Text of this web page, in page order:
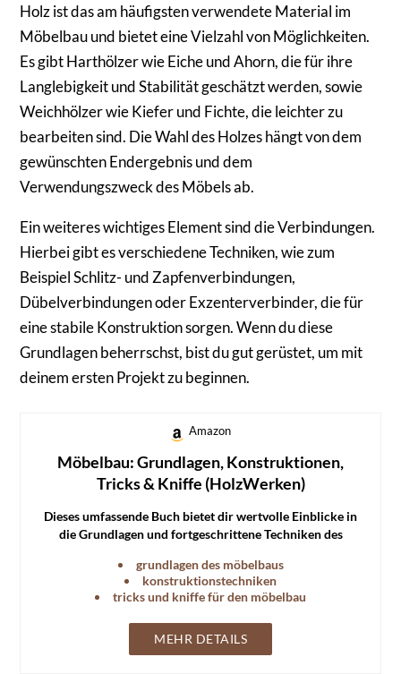
Holz ist das am häufigsten verwendete Material im
Möbelbau und bietet eine Vielzahl von Möglichkeiten.
Es gibt Harthölzer wie Eiche und Ahorn, die für ihre
Langlebigkeit und Stabilität geschätzt werden, sowie
Weichhölzer wie Kiefer und Fichte, die leichter zu
bearbeiten sind. Die Wahl des Holzes hängt von dem
gewünschten Endergebnis und dem
Verwendungszweck des Möbels ab.
Ein weiteres wichtiges Element sind die Verbindungen.
Hierbei gibt es verschiedene Techniken, wie zum
Beispiel Schlitz- und Zapfenverbindungen,
Dübelverbindungen oder Exzenterverbinder, die für
eine stabile Konstruktion sorgen. Wenn du diese
Grundlagen beherrschst, bist du gut gerüstet, um mit
deinem ersten Projekt zu beginnen.
Amazon
Möbelbau: Grundlagen, Konstruktionen,
Tricks & Kniffe (HolzWerken)
Dieses umfassende Buch bietet dir wertvolle Einblicke in
die Grundlagen und fortgeschrittene Techniken des
DIY-Möbelbau erweitern möchten.
grundlagen des möbelbaus
konstruktionstechniken
tricks und kniffe für den möbelbau
MEHR DETAILS